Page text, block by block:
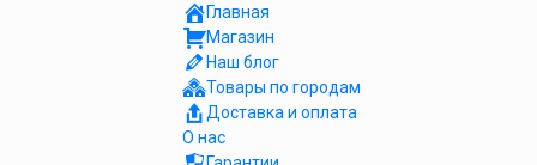
Главная
Магазин
Наш блог
Товары по городам
Доставка и оплата
О нас